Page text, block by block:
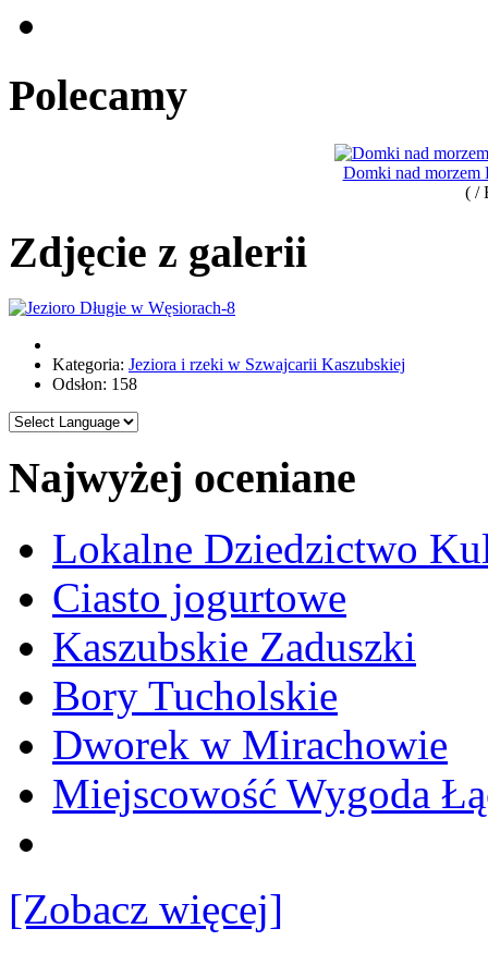
Polecamy
Domki nad
( /
Zdjęcie z galerii
Kategoria: Jeziora i rzeki w Szwajcarii Kaszubskiej
Odsłon: 158
Najwyżej oceniane
Lokalne Dziedzictwo
Ciasto jogurtowe
Kaszubskie Zaduszki
Bory Tucholskie
Dworek w Mirachowie
Miejscowość Wygoda
[Zobacz więcej]